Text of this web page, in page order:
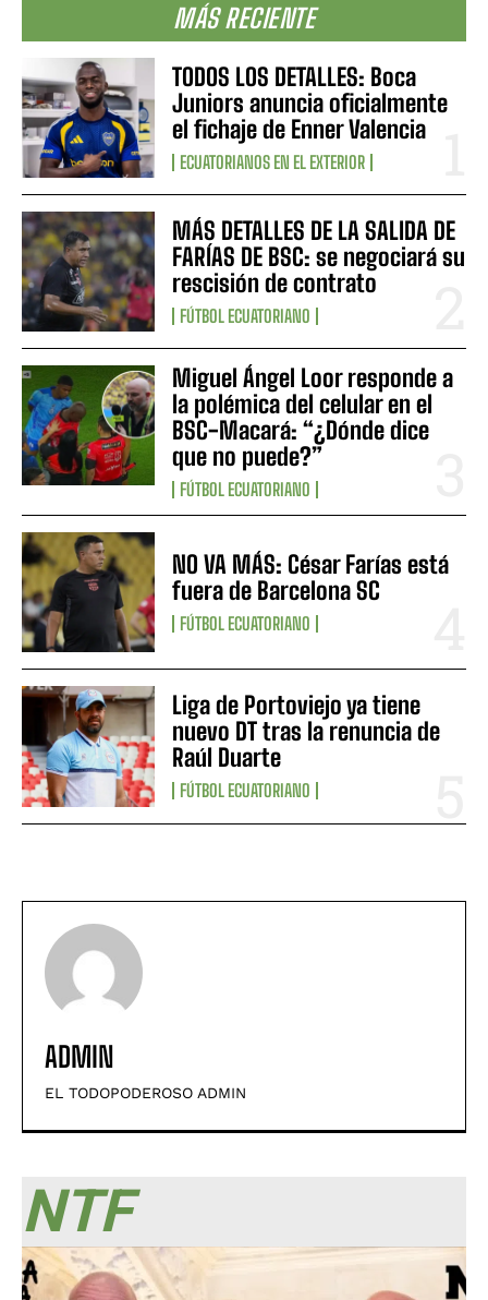
MÁS RECIENTE
TODOS LOS DETALLES: Boca
Juniors anuncia oficialmente
el fichaje de Enner Valencia
ECUATORIANOS EN EL EXTERIOR
MÁS DETALLES DE LA SALIDA DE
FARÍAS DE BSC: se negociará su
rescisión de contrato
FÚTBOL ECUATORIANO
Miguel Ángel Loor responde a
la polémica del celular en el
BSC-Macará: “¿Dónde dice
que no puede?”
FÚTBOL ECUATORIANO
NO VA MÁS: César Farías está
fuera de Barcelona SC
FÚTBOL ECUATORIANO
Liga de Portoviejo ya tiene
nuevo DT tras la renuncia de
Raúl Duarte
FÚTBOL ECUATORIANO
ADMIN
EL TODOPODEROSO ADMIN
NTF